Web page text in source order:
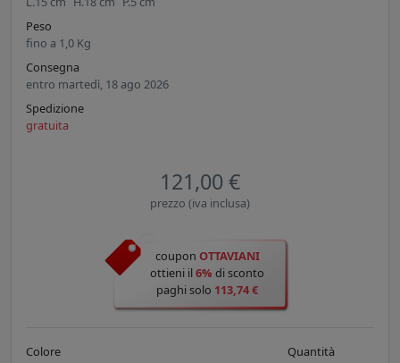
Peso
fino a 1,0 Kg
Consegna
entro martedì, 18 ago 2026
Spedizione
gratuita
121,00 €
prezzo (iva inclusa)
coupon OTTAVIANI
ottieni il6% di sconto
paghi solo 113,74 €
Colore Quantità